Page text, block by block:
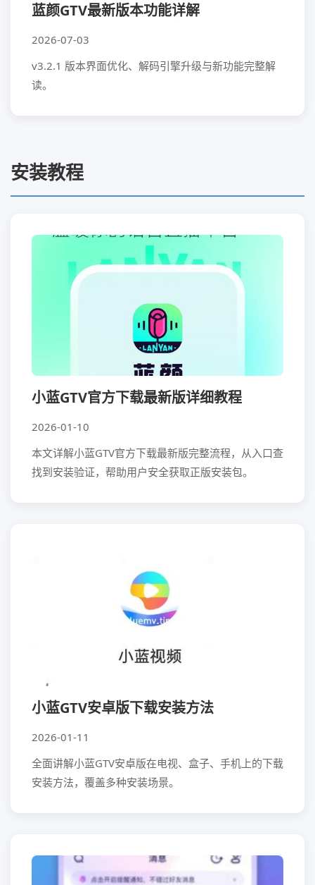
蓝颜GTV最新版本功能详解
2026-07-03
v3.2.1 版本界面优化、解码引擎升级与新功能完整解
读。
安装教程
小蓝GTV官方下载最新版详细教程
2026-01-10
本文详解小蓝GTV官方下载最新版完整流程，从入口查
找到安装验证，帮助用户安全获取正版安装包。
小蓝GTV安卓版下载安装方法
2026-01-11
全面讲解小蓝GTV安卓版在电视、盒子、手机上的下载
安装方法，覆盖多种安装场景。